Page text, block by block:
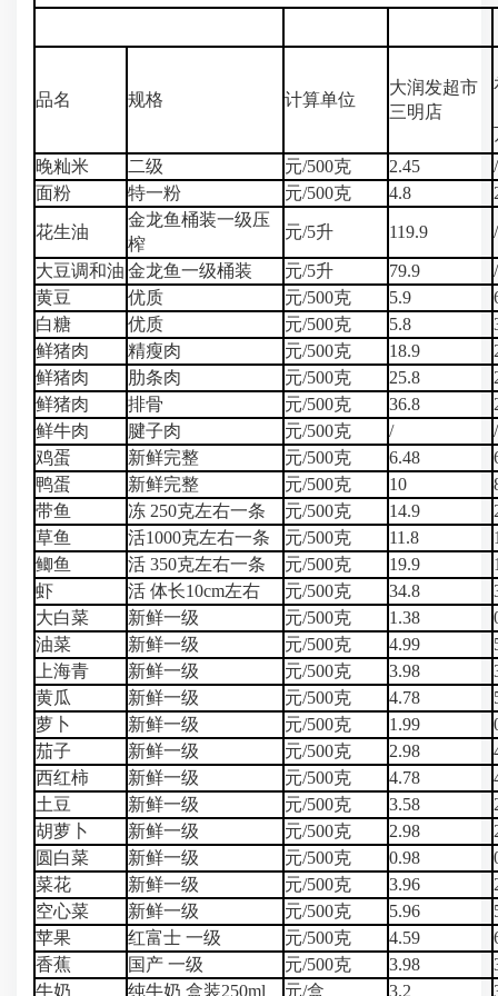
品名 规格 计算单位
大润发超市
三明店
晚籼米
二级 元/500克 2.45
/
面粉
特一粉 元/500克 4.8
花生油
金龙鱼桶装一级压
榨
元/5升 119.9 /
大豆调和油 金龙鱼一级桶装 元/5升 79.9
/
黄豆
优质 元/500克 5.9
白糖
优质 元/500克 5.8
鲜猪肉
精瘦肉 元/500克 18.9
鲜猪肉
肋条肉 元/500克 25.8
鲜猪肉
排骨 元/500克 36.8
鲜牛肉
腱子肉 元/500克 /
/
鸡蛋
新鲜完整 元/500克 6.48
鸭蛋
新鲜完整 元/500克 10
带鱼
冻 250克左右一条 元/500克 14.9
草鱼
活1000克左右一条 元/500克 11.8
鲫鱼
活 350克左右一条 元/500克 19.9
虾
活 体长10cm左右 元/500克 34.8
大白菜
新鲜一级 元/500克 1.38
油菜
新鲜一级 元/500克 4.99
上海青
新鲜一级 元/500克 3.98
黄瓜
新鲜一级 元/500克 4.78
萝卜
新鲜一级 元/500克 1.99
茄子
新鲜一级 元/500克 2.98
西红柿
新鲜一级 元/500克 4.78
土豆
新鲜一级 元/500克 3.58
胡萝卜
新鲜一级 元/500克 2.98
圆白菜
新鲜一级 元/500克 0.98
菜花
新鲜一级 元/500克 3.96
空心菜
新鲜一级 元/500克 5.96
苹果
红富士 一级 元/500克 4.59
香蕉
国产 一级 元/500克 3.98
牛奶
纯牛奶 盒装250ml 元/盒 3.2